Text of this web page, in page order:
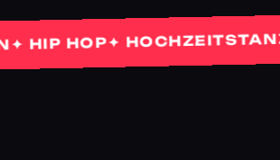
HOP✦ HOCHZEITSTANZ✦